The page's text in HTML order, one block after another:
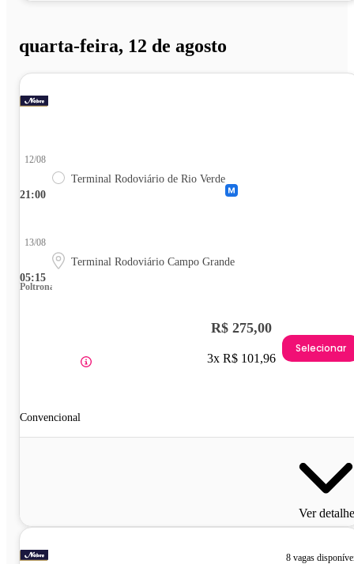
quarta-feira, 12 de agosto
21:00
12/08
Terminal Rodoviário de Rio Verde
05:15
13/08
Terminal Rodoviário Campo Grande
Poltrona
Convencional
R$ 275,00
3x R$ 101,96
Selecionar
Ver
8 vagas